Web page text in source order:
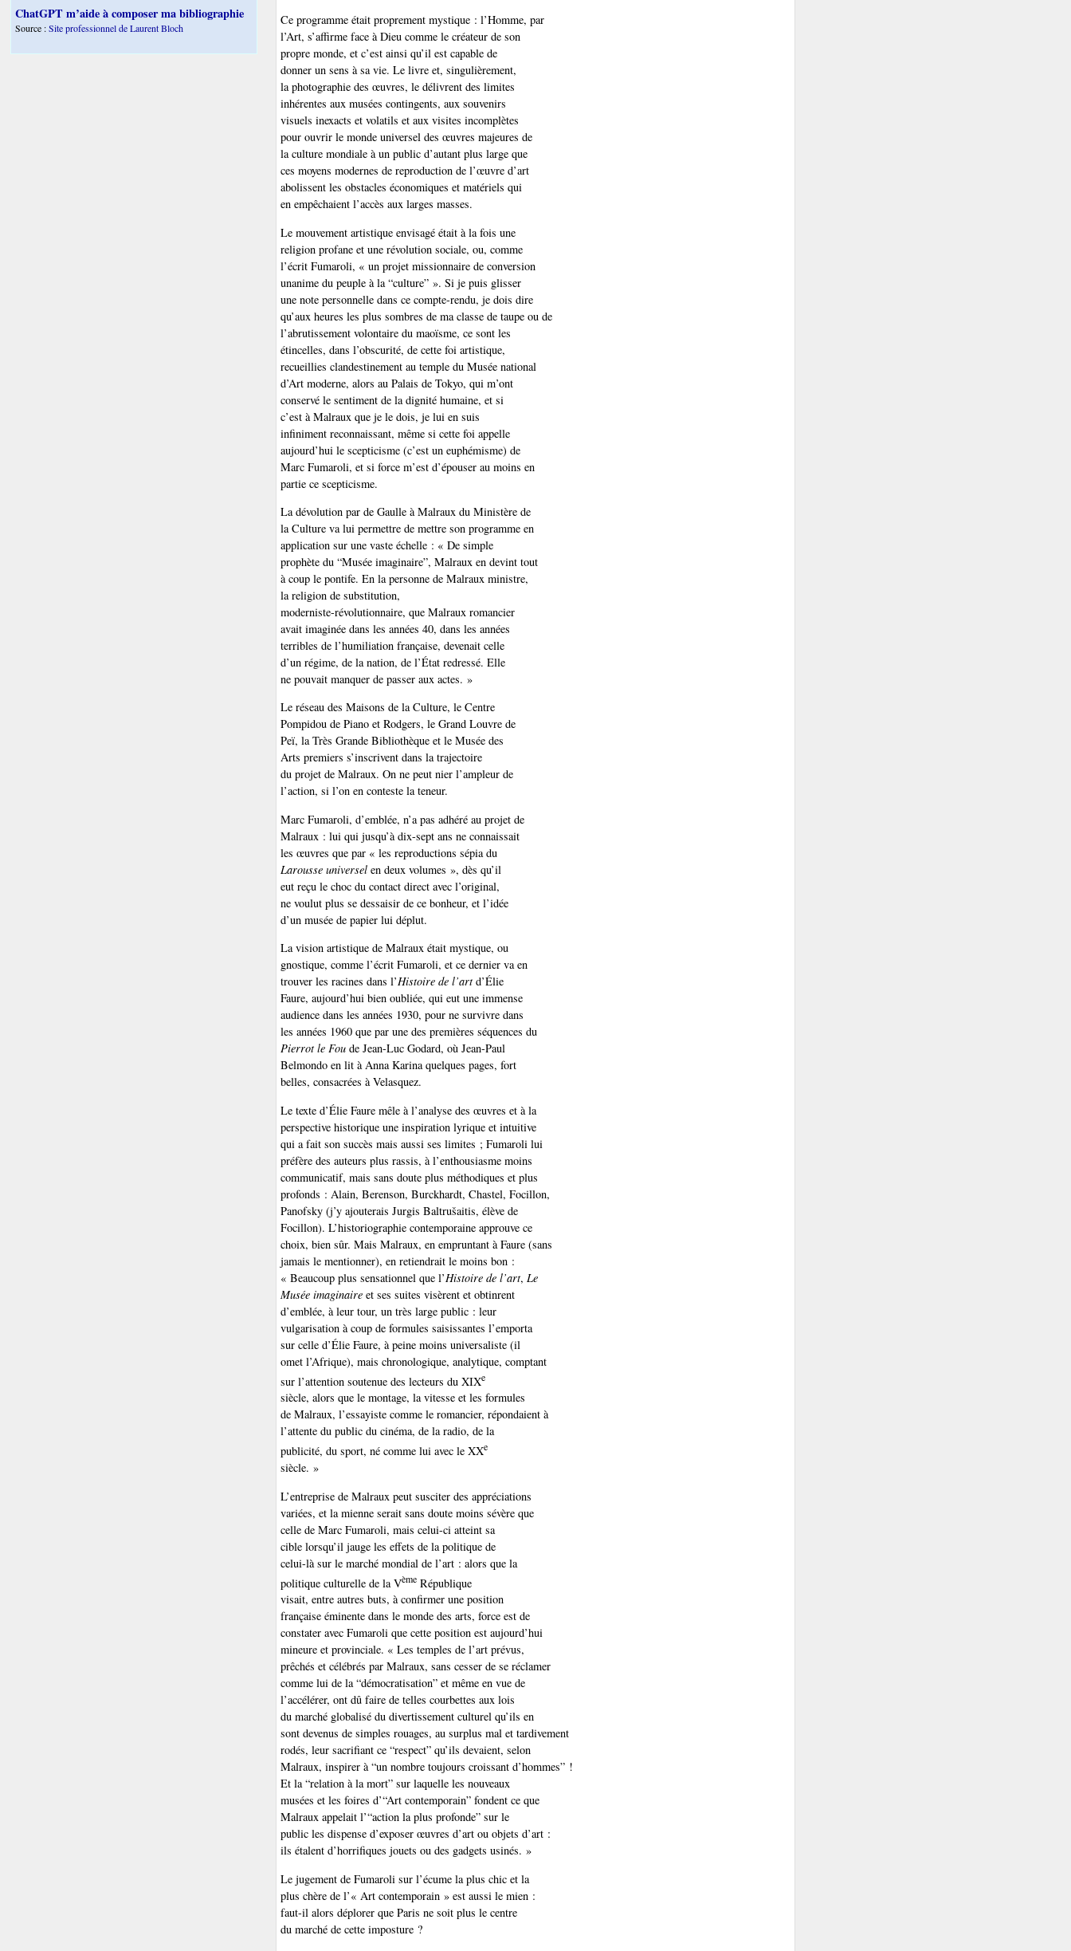
Ce programme était proprement mystique : l’Homme, par
l’Art, s’affirme face à Dieu comme le créateur de son
propre monde, et c’est ainsi qu’il est capable de
donner un sens à sa vie. Le livre et, singulièrement,
la photographie des œuvres, le délivrent des limites
inhérentes aux musées contingents, aux souvenirs
visuels inexacts et volatils et aux visites incomplètes
pour ouvrir le monde universel des œuvres majeures de
la culture mondiale à un public d’autant plus large que
ces moyens modernes de reproduction de l’œuvre d’art
abolissent les obstacles économiques et matériels qui
en empêchaient l’accès aux larges masses.
Le mouvement artistique envisagé était à la fois une
religion profane et une révolution sociale, ou, comme
l’écrit Fumaroli, « un projet missionnaire de conversion
unanime du peuple à la “culture” ». Si je puis glisser
une note personnelle dans ce compte-rendu, je dois dire
qu’aux heures les plus sombres de ma classe de taupe ou de
l’abrutissement volontaire du maoïsme, ce sont les
étincelles, dans l’obscurité, de cette foi artistique,
recueillies clandestinement au temple du Musée national
d’Art moderne, alors au Palais de Tokyo, qui m’ont
conservé le sentiment de la dignité humaine, et si
c’est à Malraux que je le dois, je lui en suis
infiniment reconnaissant, même si cette foi appelle
aujourd’hui le scepticisme (c’est un euphémisme) de
Marc Fumaroli, et si force m’est d’épouser au moins en
partie ce scepticisme.
La dévolution par de Gaulle à Malraux du Ministère de
la Culture va lui permettre de mettre son programme en
application sur une vaste échelle : « De simple
prophète du “Musée imaginaire”, Malraux en devint tout
à coup le pontife. En la personne de Malraux ministre,
la religion de substitution,
moderniste-révolutionnaire, que Malraux romancier
avait imaginée dans les années 40, dans les années
terribles de l’humiliation française, devenait celle
d’un régime, de la nation, de l’État redressé. Elle
ne pouvait manquer de passer aux actes. »
Le réseau des Maisons de la Culture, le Centre
Pompidou de Piano et Rodgers, le Grand Louvre de
Peï, la Très Grande Bibliothèque et le Musée des
Arts premiers s’inscrivent dans la trajectoire
du projet de Malraux. On ne peut nier l’ampleur de
l’action, si l’on en conteste la teneur.
Marc Fumaroli, d’emblée, n’a pas adhéré au projet de
Malraux : lui qui jusqu’à dix-sept ans ne connaissait
les œuvres que par « les reproductions sépia du
Larousse universel en deux volumes », dès qu’il
eut reçu le choc du contact direct avec l’original,
ne voulut plus se dessaisir de ce bonheur, et l’idée
d’un musée de papier lui déplut.
La vision artistique de Malraux était mystique, ou
gnostique, comme l’écrit Fumaroli, et ce dernier va en
trouver les racines dans l’Histoire de l’artd’Élie
Faure, aujourd’hui bien oubliée, qui eut une immense
audience dans les années 1930, pour ne survivre dans
les années 1960 que par une des premières séquences du
Pierrot le Fou de Jean-Luc Godard, où Jean-Paul
Belmondo en lit à Anna Karina quelques pages, fort
belles, consacrées à Velasquez.
Le texte d’Élie Faure mêle à l’analyse des œuvres et à la
perspective historique une inspiration lyrique et intuitive
qui a fait son succès mais aussi ses limites ; Fumaroli lui
préfère des auteurs plus rassis, à l’enthousiasme moins
communicatif, mais sans doute plus méthodiques et plus
profonds : Alain, Berenson, Burckhardt, Chastel, Focillon,
Panofsky (j’y ajouterais Jurgis Baltrušaitis, élève de
Focillon). L’historiographie contemporaine approuve ce
choix, bien sûr. Mais Malraux, en empruntant à Faure (sans
jamais le mentionner), en retiendrait le moins bon :
« Beaucoup plus sensationnel que l’Histoire de l’art, Le
Musée imaginaire et ses suites visèrent et obtinrent
d’emblée, à leur tour, un très large public : leur
vulgarisation à coup de formules saisissantes l’emporta
sur celle d’Élie Faure, à peine moins universaliste (il
omet l’Afrique), mais chronologique, analytique, comptant
sur l’attention soutenue des lecteurs du XIXe
siècle, alors que le montage, la vitesse et les formules
de Malraux, l’essayiste comme le romancier, répondaient à
l’attente du public du cinéma, de la radio, de la
publicité, du sport, né comme lui avec le XXe
siècle. »
L’entreprise de Malraux peut susciter des appréciations
variées, et la mienne serait sans doute moins sévère que
celle de Marc Fumaroli, mais celui-ci atteint sa
cible lorsqu’il jauge les effets de la politique de
celui-là sur le marché mondial de l’art : alors que la
politique culturelle de la Vème République
visait, entre autres buts, à confirmer une position
française éminente dans le monde des arts, force est de
constater avec Fumaroli que cette position est aujourd’hui
mineure et provinciale. « Les temples de l’art prévus,
prêchés et célébrés par Malraux, sans cesser de se réclamer
comme lui de la “démocratisation” et même en vue de
l’accélérer, ont dû faire de telles courbettes aux lois
du marché globalisé du divertissement culturel qu’ils en
sont devenus de simples rouages, au surplus mal et tardivement
rodés, leur sacrifiant ce “respect” qu’ils devaient, selon
Malraux, inspirer à “un nombre toujours croissant d’hommes” !
Et la “relation à la mort” sur laquelle les nouveaux
musées et les foires d’“Art contemporain” fondent ce que
Malraux appelait l’“action la plus profonde” sur le
public les dispense d’exposer œuvres d’art ou objets d’art :
ils étalent d’horrifiques jouets ou des gadgets usinés. »
Le jugement de Fumaroli sur l’écume la plus chic et la
plus chère de l’« Art contemporain » est aussi le mien :
faut-il alors déplorer que Paris ne soit plus le centre
du marché de cette imposture ?
ChatGPT m’aide à composer ma bibliographie
Source :Site professionnel de Laurent Bloch